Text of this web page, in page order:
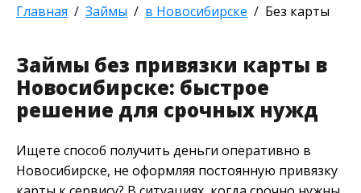
Главная Займы в Новосибирске Без карты
Займы без привязки карты в
Новосибирске: быстрое
решение для срочных нужд
Ищете способ получить деньги оперативно в
Новосибирске, не оформляя постоянную привязку